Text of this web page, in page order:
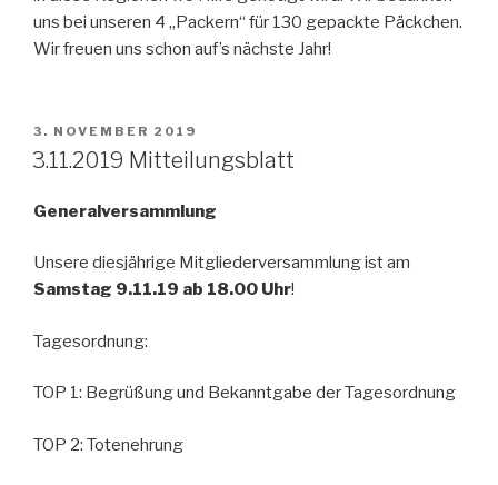
uns bei unseren 4 „Packern“ für 130 gepackte Päckchen.
Wir freuen uns schon auf’s nächste Jahr!
VERÖFFENTLICHT
AM
3. NOVEMBER 2019
3.11.2019 Mitteilungsblatt
Generalversammlung
Unsere diesjährige Mitgliederversammlung ist am
Samstag 9.11.19 ab 18.00 Uhr!
Tagesordnung:
TOP 1: Begrüßung und Bekanntgabe der Tagesordnung
TOP 2: Totenehrung